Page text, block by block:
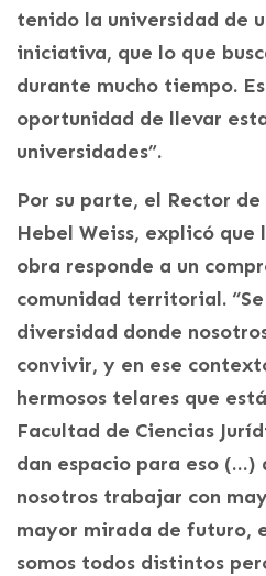
tenido la universidad de
iniciativa, que lo que
durante mucho tiempo.
oportunidad de llevar
universidades”.
Por su parte, el Rector de
Hebel Weiss, explicó que
obra responde a un
comunidad territorial.
diversidad donde
convivir, y en ese
hermosos telares que
Facultad de Ciencias
dan espacio para eso (…)
nosotros trabajar con
mayor mirada de futuro,
somos todos distintos